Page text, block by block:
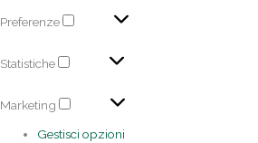
Preferenze
Statistiche
Marketing
Gestisci opzioni